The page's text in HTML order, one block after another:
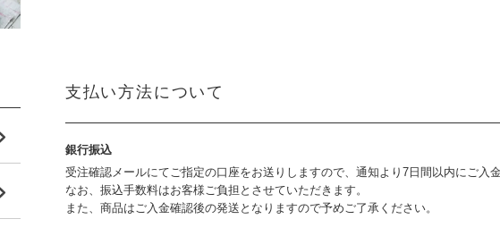
支払い方法について
銀行振込
受注確認メールにてご指定の口座をお送りしますので、通知より7日間以内にご入
なお、振込手数料はお客様ご負担とさせていただきます。
また、商品はご入金確認後の発送となりますので予めご了承ください。